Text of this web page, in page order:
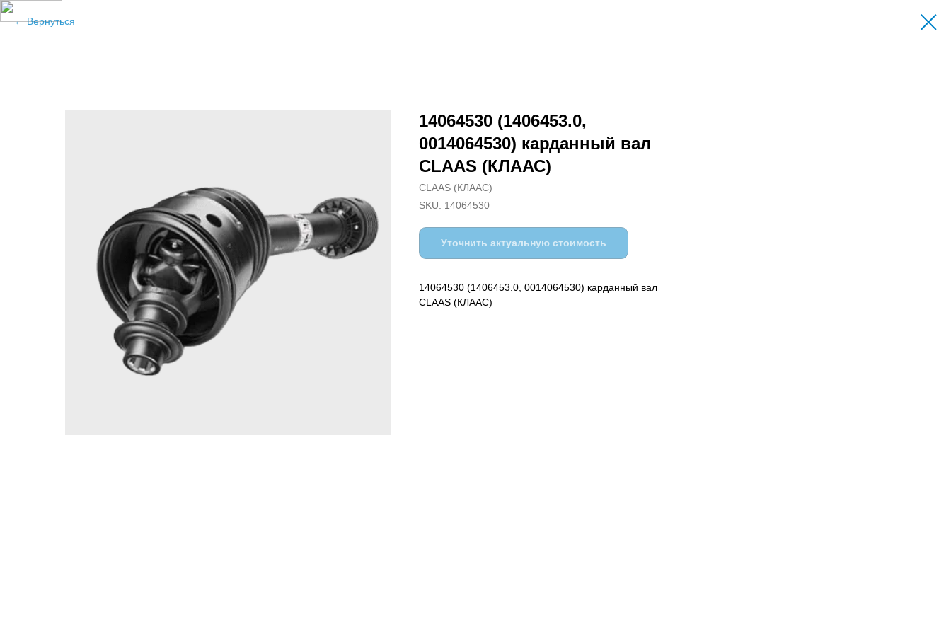
Вернуться
14064530 (1406453.0,
0014064530) карданный вал
CLAAS (КЛААС)
CLAAS (КЛААС)
SKU: 14064530
Уточнить актуальную стоимость
14064530 (1406453.0, 0014064530) карданный вал
CLAAS (КЛААС)